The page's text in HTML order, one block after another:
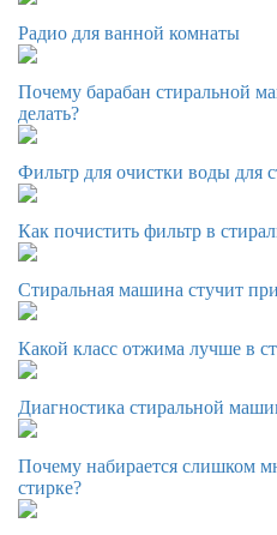
Радио для ванной комнаты
Почему барабан стиральной
делать?
Фильтр для очистки воды для
Как почистить фильтр в
Стиральная машина стучит
Какой класс отжима лучше в
Диагностика стиральной
Почему набирается слишком
стирке?